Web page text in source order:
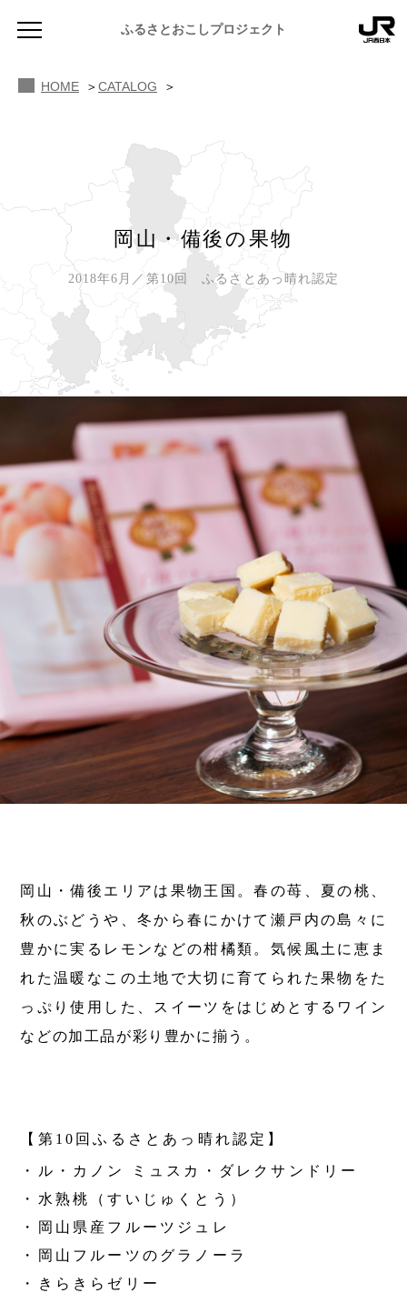
ふるさとおこしプロジェクト
お知らせ
MAGAZINE
地域のよみもの
ふるさと図鑑
ふるさと散歩
人・もの・こと
あの駅この駅
おのえきTIMES
JR PREMIUM SELECT SETOUCHI
JR西日本グループのおみやげ開発
みんなのドーナツ
岡山育ちのアイスバー
せとうちの果実 清涼飲料水
雑貨シリーズ
恋するジャージー 瀬戸田レモン
蒜山ショコラ
蒜山ショコラクッキーズ
せとうちのおいしいシリーズ
生スフレ ふわり～ぬ
ふるさとあっ晴れ認定
ふるさとあっ晴れ認定
マップ・一覧から探す
カテゴリー・タグ・キーワードから探す
第16回 Re： 第15回 未来へつなぐ人
持続と進化 第13回 せとうちの海を育む山々
第12回 挑戦 第11回 せとうち
第10回 岡山・備後の果物 第9回 岡山・備後のうめぇもん
岡山市 第7回 美作市/西粟倉村/奈義町/勝央町
第2回 真庭市/新庄村 第1回 新見市/高梁市/総社市/井原市/矢掛町
ふるさとあっ晴れ認定とは デジタルカタログ
Urara
SAKU美SAKU楽
SETOUCHI TRAIN
La Malle de Bois
地酒列車
スローライフ列車
ABOUT
JR岡山の地域共生
ふるさとおこしプロジェクトとは
活動内容
HOME CATALOG
岡山・備後の果物
2018年6月／第10回 ふるさとあっ晴れ認定
岡山・備後エリアは果物王国。春の苺、夏の桃、
秋のぶどうや、冬から春にかけて瀬戸内の島々に
豊かに実るレモンなどの柑橘類。気候風土に恵ま
れた温暖なこの土地で大切に育てられた果物をた
っぷり使用した、スイーツをはじめとするワイン
などの加工品が彩り豊かに揃う。
【第10回ふるさとあっ晴れ認定】
・ル・カノン ミュスカ・ダレクサンドリー
・水熟桃（すいじゅくとう）
・岡山県産フルーツジュレ
・岡山フルーツのグラノーラ
・きらきらゼリー